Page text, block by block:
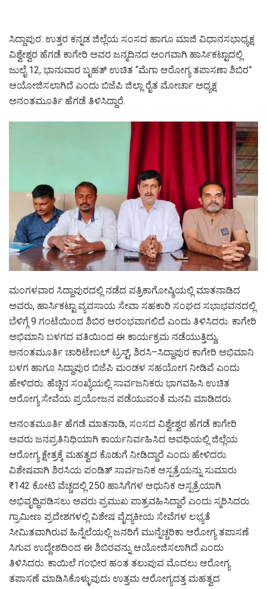
ಸಿದ್ದಾಪುರ: ಉತ್ತರ ಕನ್ನಡ ಜಿಲ್ಲೆಯ ಸಂಸದ ಹಾಗೂ ಮಾಜಿ ವಿಧಾನಸಭಾಧ್ಯಕ್ಷ
ವಿಶ್ವೇಶ್ವರ ಹೆಗಡೆ ಕಾಗೇರಿ ಅವರ ಜನ್ಮದಿನದ ಅಂಗವಾಗಿ ಹಾರ್ಸಿಕಟ್ಟಾದಲ್ಲಿ
ಜುಲೈ 12, ಭಾನುವಾರ ಬೃಹತ್ ಉಚಿತ “ಮೆಗಾ ಆರೋಗ್ಯ ತಪಾಸಣಾ ಶಿಬಿರ”
ಆಯೋಜಿಸಲಾಗಿದೆ ಎಂದು ಬಿಜೆಪಿ ಜಿಲ್ಲಾ ರೈತ ಮೋರ್ಚಾ ಅಧ್ಯಕ್ಷ
ಅನಂತಮೂರ್ತಿ ಹೆಗಡೆ ತಿಳಿಸಿದ್ದಾರೆ.
ಮಂಗಳವಾರ ಸಿದ್ದಾಪುರದಲ್ಲಿ ನಡೆದ ಪತ್ರಿಕಾಗೋಷ್ಠಿಯಲ್ಲಿ ಮಾತನಾಡಿದ
ಅವರು, ಹಾರ್ಸಿಕಟ್ಟಾ ವ್ಯವಸಾಯ ಸೇವಾ ಸಹಕಾರಿ ಸಂಘದ ಸಭಾಭವನದಲ್ಲಿ
ಬೆಳಿಗ್ಗೆ 9 ಗಂಟೆಯಿಂದ ಶಿಬಿರ ಆರಂಭವಾಗಲಿದೆ ಎಂದು ತಿಳಿಸಿದರು. ಕಾಗೇರಿ
ಅಭಿಮಾನಿ ಬಳಗದ ವತಿಯಿಂದ ಈ ಕಾರ್ಯಕ್ರಮ ನಡೆಯುತ್ತಿದ್ದು,
ಅನಂತಮೂರ್ತಿ ಚಾರಿಟೇಬಲ್ ಟ್ರಸ್ಟ್, ಶಿರಸಿ–ಸಿದ್ದಾಪುರ ಕಾಗೇರಿ ಅಭಿಮಾನಿ
ಬಳಗ ಹಾಗೂ ಸಿದ್ದಾಪುರ ಬಿಜೆಪಿ ಮಂಡಳ ಸಹಯೋಗ ನೀಡಿವೆ ಎಂದು
ಹೇಳಿದರು. ಹೆಚ್ಚಿನ ಸಂಖ್ಯೆಯಲ್ಲಿ ಸಾರ್ವಜನಿಕರು ಭಾಗವಹಿಸಿ ಉಚಿತ
ಆರೋಗ್ಯ ಸೇವೆಯ ಪ್ರಯೋಜನ ಪಡೆಯುವಂತೆ ಮನವಿ ಮಾಡಿದರು.
ಅನಂತಮೂರ್ತಿ ಹೆಗಡೆ ಮಾತನಾಡಿ, ಸಂಸದ ವಿಶ್ವೇಶ್ವರ ಹೆಗಡೆ ಕಾಗೇರಿ
ಅವರು ಜನಪ್ರತಿನಿಧಿಯಾಗಿ ಕಾರ್ಯನಿರ್ವಹಿಸಿದ ಅವಧಿಯಲ್ಲಿ ಜಿಲ್ಲೆಯ
ಆರೋಗ್ಯ ಕ್ಷೇತ್ರಕ್ಕೆ ಮಹತ್ವದ ಕೊಡುಗೆ ನೀಡಿದ್ದಾರೆ ಎಂದು ಹೇಳಿದರು.
ವಿಶೇಷವಾಗಿ ಶಿರಸಿಯ ಪಂಡಿತ್ ಸಾರ್ವಜನಿಕ ಆಸ್ಪತ್ರೆಯನ್ನು ಸುಮಾರು
₹142 ಕೋಟಿ ವೆಚ್ಚದಲ್ಲಿ 250 ಹಾಸಿಗೆಗಳ ಆಧುನಿಕ ಆಸ್ಪತ್ರೆಯಾಗಿ
ಅಭಿವೃದ್ಧಿಪಡಿಸಲು ಅವರು ಪ್ರಮುಖ ಪಾತ್ರವಹಿಸಿದ್ದಾರೆ ಎಂದು ಸ್ಮರಿಸಿದರು.
ಗ್ರಾಮೀಣ ಪ್ರದೇಶಗಳಲ್ಲಿ ವಿಶೇಷ ವೈದ್ಯಕೀಯ ಸೇವೆಗಳ ಲಭ್ಯತೆ
ಸೀಮಿತವಾಗಿರುವ ಹಿನ್ನೆಲೆಯಲ್ಲಿ ಜನರಿಗೆ ಮುನ್ನೆಚ್ಚರಿಕಾ ಆರೋಗ್ಯ ತಪಾಸಣೆ
ಸಿಗುವ ಉದ್ದೇಶದಿಂದ ಈ ಶಿಬಿರವನ್ನು ಆಯೋಜಿಸಲಾಗಿದೆ ಎಂದು
ತಿಳಿಸಿದರು. ಕಾಯಿಲೆ ಗಂಭೀರ ಹಂತ ತಲುಪುವ ಮೊದಲು ಆರೋಗ್ಯ
ತಪಾಸಣೆ ಮಾಡಿಸಿಕೊಳ್ಳುವುದು ಉತ್ತಮ ಆರೋಗ್ಯದತ್ತ ಮಹತ್ವದ